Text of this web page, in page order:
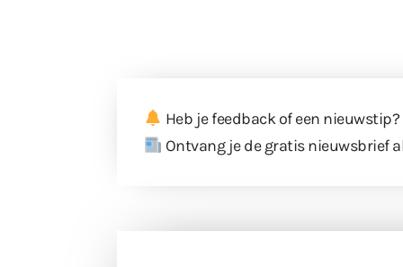
Heb je feedback of een nieuwstip?
Ontvang je de gratis nieuwsbrief